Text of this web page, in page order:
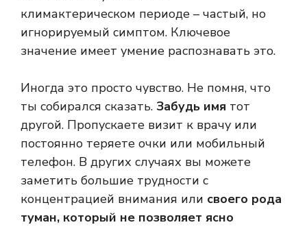
климактерическом периоде – частый, но
игнорируемый симптом. Ключевое
значение имеет умение распознавать это.
Иногда это просто чувство. Не помня, что
ты собирался сказать. Забудь имя тот
другой. Пропускаете визит к врачу или
постоянно теряете очки или мобильный
телефон. В других случаях вы можете
заметить большие трудности с
концентрацией внимания или своего рода
туман, который не позволяет ясно